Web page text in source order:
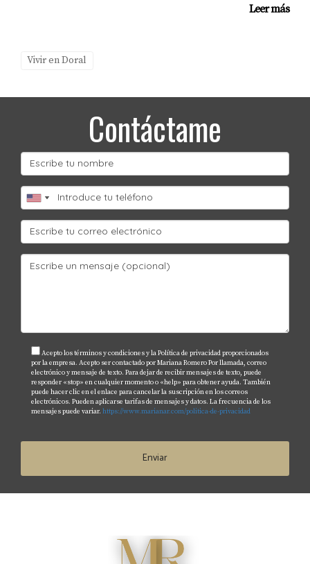
Leer más
Vivir en Doral
Contáctame
Acepto los términos y condiciones y la Política de privacidad proporcionados
por la empresa. Acepto ser contactado por Mariana Romero Por llamada, correo
electrónico y mensaje de texto. Para dejar de recibir mensajes de texto, puede
responder «stop» en cualquier momento o «help» para obtener ayuda. También
puede hacer clic en el enlace para cancelar la suscripción en los correos
electrónicos. Pueden aplicarse tarifas de mensajes y datos. La frecuencia de los
mensajes puede variar. https://www.marianar.com/politica-de-privacidad
Enviar